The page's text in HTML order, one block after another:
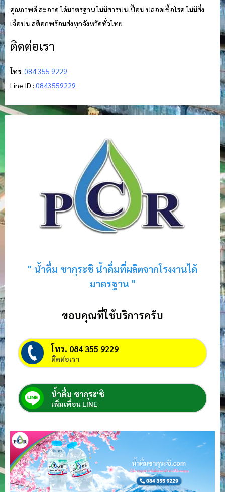
คุณภาพดี สะอาด ได้มาตรฐาน ไม่มีสารปนเปื้อน ปลอดเชื้อโรค ไม่มีสิ่ง
เจือปน สต็อกพร้อมส่งทุกจังหวัดทั่วไทย
ติดต่อเรา
โทร: 084 355 9229
Line ID : 0843559229
" น้ำดื่ม ซากุระชิ น้ำดื่มที่ผลิตจากโรงงานได้
มาตรฐาน "
ขอบคุณที่ใช้บริการครับ
โทร. 084 355 9229
ติดต่อเรา
น้ำดื่ม ซากุระ'ชิ
เพิ่มเพื่อน LINE